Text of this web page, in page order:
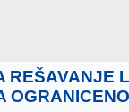
REŠAVANJE